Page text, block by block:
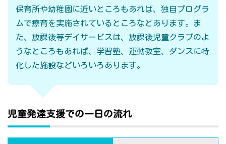
保育所や幼稚園に近いところもあれば、独自プログラ
ムで療育を実施されているところなどあります。ま
た、放課後等デイサービスは、放課後児童クラブのよ
うなところもあれば、学習塾、運動教室、ダンスに特
化した施設などいろいろあります。
児童発達支援での一日の流れ